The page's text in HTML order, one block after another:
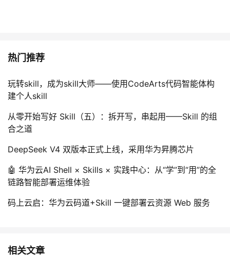
热门推荐
玩转skill，成为skill大师——使用CodeArts代码智能体构
建个人skill
从零开始写好 Skill（五）：拆开写，串起用——Skill 的组
合之道
DeepSeek V4 双版本正式上线，采用华为昇腾芯片
🤖 华为云AI Shell × Skills × 实践中心：从“学”到“用”的全
链路智能部署运维体验
码上云启：华为云码道+Skill 一键部署云资源 Web 服务
相关文章